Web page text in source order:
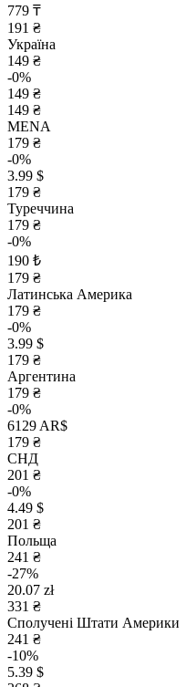
779 ₸
191 ₴
Україна
149 ₴
-0%
149 ₴
149 ₴
MENA
179 ₴
-0%
3.99 $
179 ₴
Туреччина
179 ₴
-0%
190 ₺
179 ₴
Латинська Америка
179 ₴
-0%
3.99 $
179 ₴
Аргентина
179 ₴
-0%
6129 AR$
179 ₴
СНД
201 ₴
-0%
4.49 $
201 ₴
Польща
241 ₴
-27%
20.07 zł
331 ₴
Сполучені Штати Америки
241 ₴
-10%
5.39 $